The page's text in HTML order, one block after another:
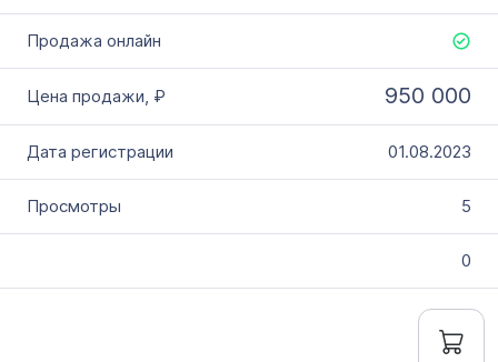
950 000
01.08.2023
5
0